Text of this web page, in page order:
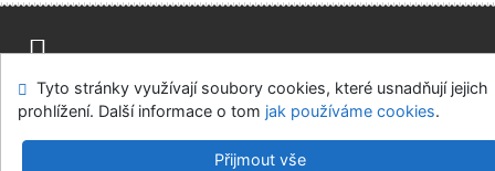
Mapa stránek Přístupnost
Soukromí
Modul OpenSearch
Napište nám Nastavení cookies
Tyto stránky využívají soubory cookies, které usnadňují jejich
prohlížení. Další informace o tom jak používáme cookies.
Přijmout vše